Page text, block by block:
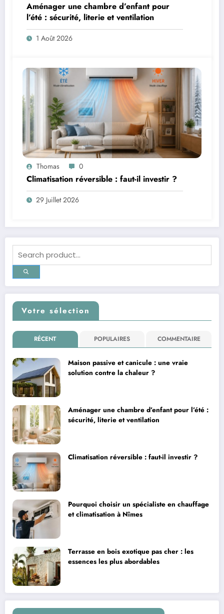
Aménager une chambre d’enfant pour
l’été : sécurité, literie et ventilation
1 Août 2026
Thomas 0
Climatisation réversible : faut-il investir ?
29 Juillet 2026
Votre sélection
RÉCENT POPULAIRES COMMENTAIRE
Maison passive et canicule : une vraie
solution contre la chaleur ?
Aménager une chambre d’enfant pour l’été :
sécurité, literie et ventilation
Climatisation réversible : faut-il investir ?
Pourquoi choisir un spécialiste en chauffage
et climatisation à Nîmes
Terrasse en bois exotique pas cher : les
essences les plus abordables